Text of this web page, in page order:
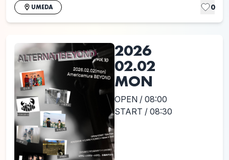
UMEDA 0
2026
02.02
MON
OPEN / 08:00
START / 08:30